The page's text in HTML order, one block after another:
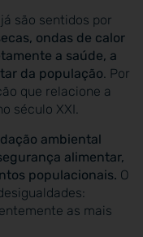
são sentidos por
ondas de calor
a saúde, a
da população. Por
que relacione a
século XXI.
ambiental
alimentar,
populacionais. O
as mais